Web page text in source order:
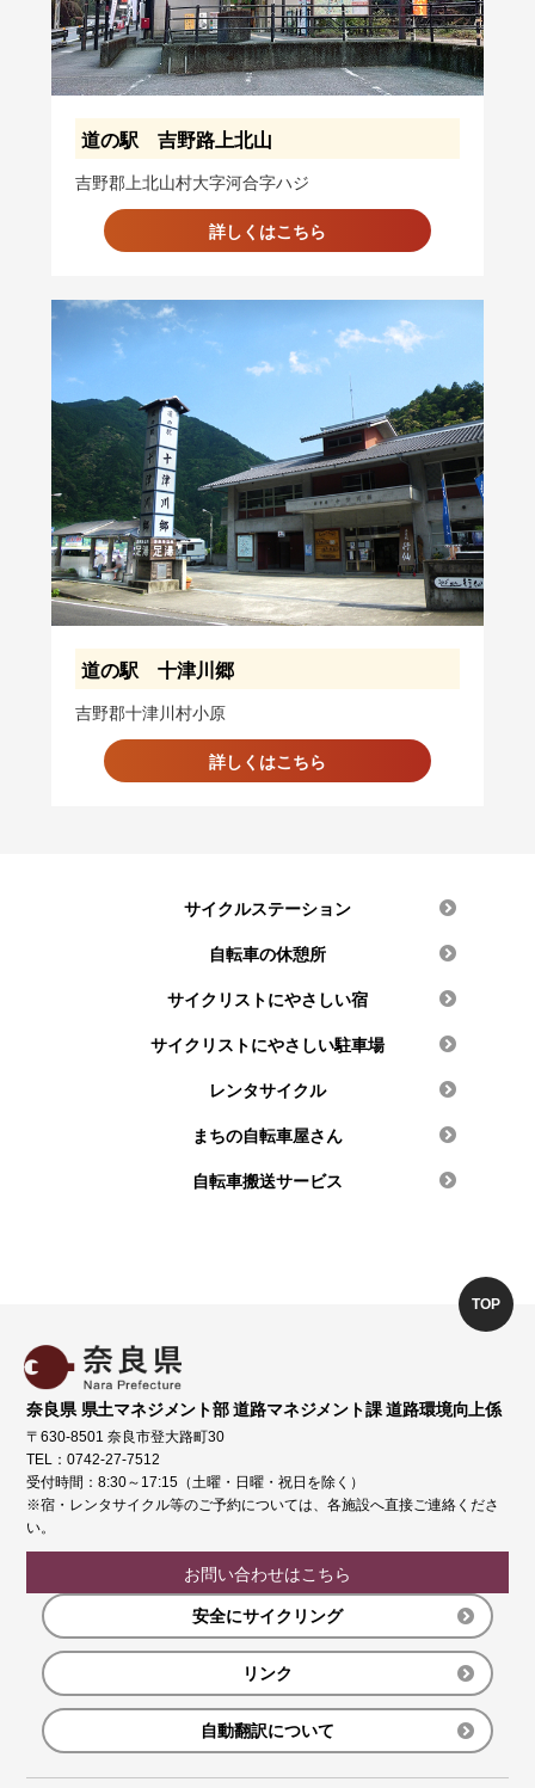
道の駅 吉野路上北山
吉野郡上北山村大字河合字ハジ
詳しくはこちら
道の駅 十津川郷
吉野郡十津川村小原
詳しくはこちら
サイクルステーション
自転車の休憩所
サイクリストにやさしい宿
サイクリストにやさしい駐車場
レンタサイクル
まちの自転車屋さん
自転車搬送サービス
奈良県 県土マネジメント部 道路マネジメント課 道路環境向上係
〒630-8501 奈良市登大路町30
TEL：0742-27-7512
受付時間：8:30～17:15（土曜・日曜・祝日を除く）
※宿・レンタサイクル等のご予約については、各施設へ直接ご連絡くださ
い。
お問い合わせはこちら
安全にサイクリング
リンク
自動翻訳について
TOP